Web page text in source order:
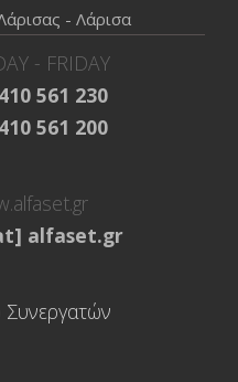
- Λάρισα
- FRIDAY
561 230
561 200
alfaset.gr
Συνεργατών